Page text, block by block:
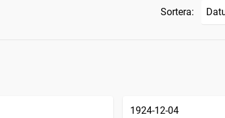
Sortera:
1924-12-04